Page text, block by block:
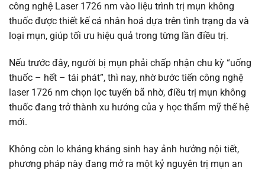
công nghệ Laser 1726 nm vào liệu trình trị mụn không
thuốc được thiết kế cá nhân hoá dựa trên tình trạng da và
loại mụn, giúp tối ưu hiệu quả trong từng lần điều trị.
Nếu trước đây, người bị mụn phải chấp nhận chu kỳ “uống
thuốc – hết – tái phát”, thì nay, nhờ bước tiến công nghệ
laser 1726 nm chọn lọc tuyến bã nhờ, điều trị mụn không
thuốc đang trở thành xu hướng của y học thẩm mỹ thế hệ
mới.
Không còn lo kháng kháng sinh hay ảnh hưởng nội tiết,
phương pháp này đang mở ra một kỷ nguyên trị mụn an